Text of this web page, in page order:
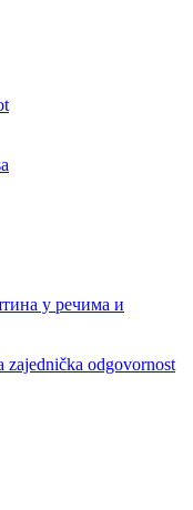
у речима и
zajednička odgovornost